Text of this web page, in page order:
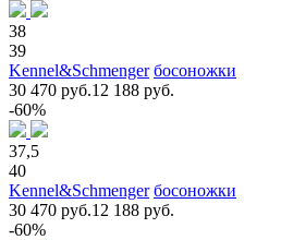
38
39
Kennel&Schmenger босоножки
30 470 руб.12 188 руб.
-60%
37,5
40
Kennel&Schmenger босоножки
30 470 руб.12 188 руб.
-60%